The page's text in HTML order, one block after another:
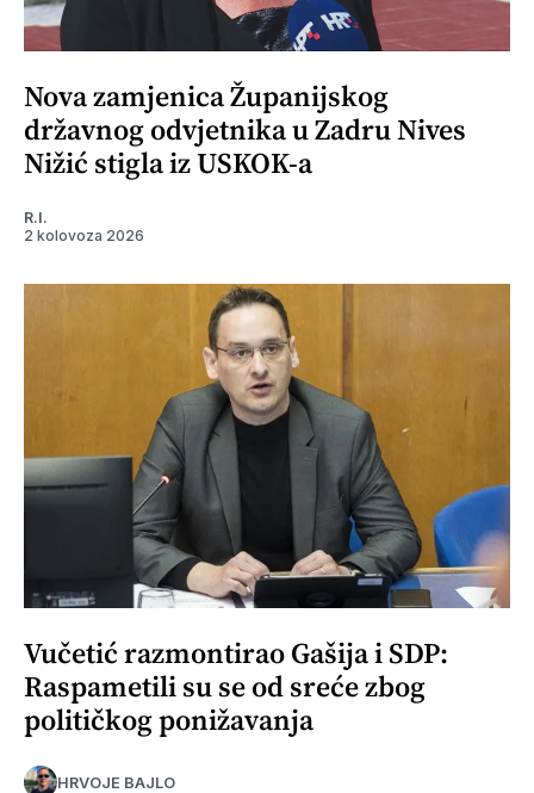
Nova zamjenica Županijskog
državnog odvjetnika u Zadru Nives
Nižić stigla iz USKOK-a
R.I.
2 kolovoza 2026
Vučetić razmontirao Gašija i SDP:
Raspametili su se od sreće zbog
političkog ponižavanja
HRVOJE BAJLO